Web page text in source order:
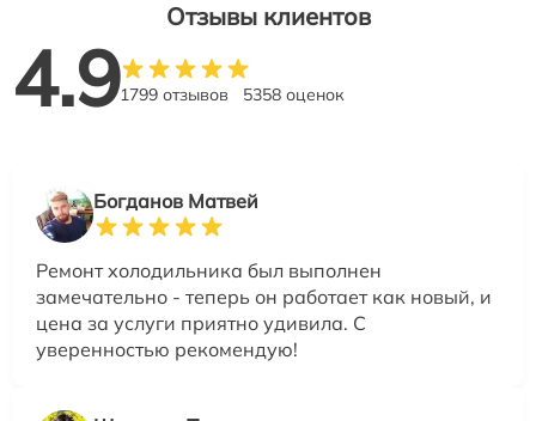
Отзывы клиентов
4.91799 отзывов 5358 оценок
Богданов Матвей
Ремонт холодильника был выполнен
замечательно - теперь он работает как новый, и
цена за услуги приятно удивила. С
уверенностью рекомендую!